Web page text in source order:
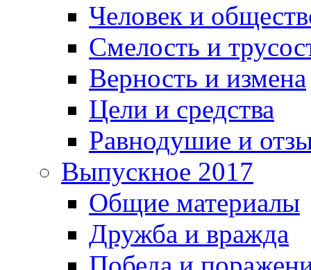
Человек и
Смелость и
Верность и измена
Цели и средства
Равнодушие и
Выпускное 2017
Общие материалы
Дружба и вражда